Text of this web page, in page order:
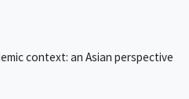
context: an Asian perspective